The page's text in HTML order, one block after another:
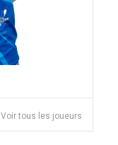
Voir tous les joueurs